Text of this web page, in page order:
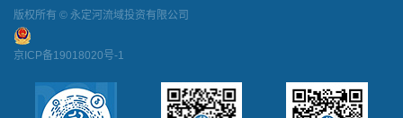
版权所有 © 永定河流域投资有限公司
京ICP备19018020号-1